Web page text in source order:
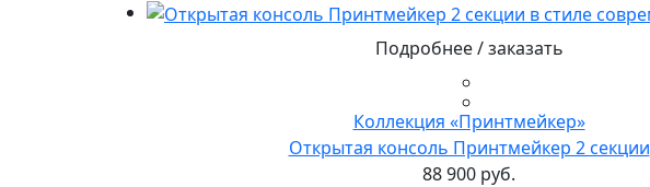
Подробнее / заказать
Коллекция «Принтмейкер»
Открытая консоль Принтмейкер 2 секции
88 900 руб.